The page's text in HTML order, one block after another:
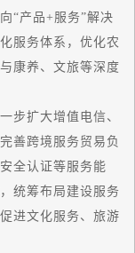
“产品+服务”解决
服务体系，优化农
康养、文旅等深度
扩大增值电信、
善跨境服务贸易负
全认证等服务能
统筹布局建设服务
进文化服务、旅游